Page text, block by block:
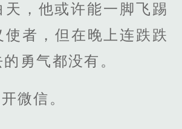
，他或许能一脚飞踢
使者，但在晚上连跌跌
勇气都没有。
微信。